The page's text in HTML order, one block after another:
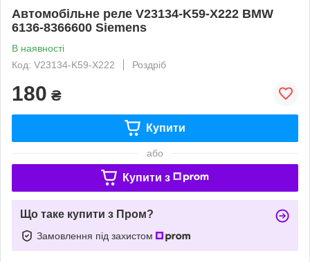
Автомобільне реле V23134-K59-X222 BMW
6136-8366600 Siemens
В наявності
Код: V23134-K59-X222
Роздріб
180 ₴
Купити
або
Купити з
Що таке купити з Пром?
Замовлення під захистом